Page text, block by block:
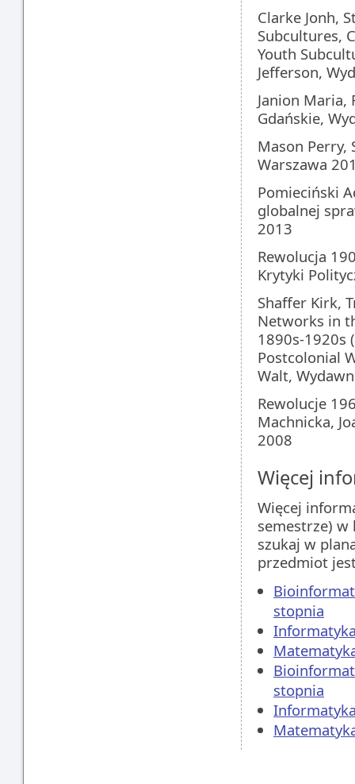
Clarke Jonh,
Subcultures,
Youth
Jefferson,
Janion Maria,
Gdańskie,
Mason Perry,
Warszawa
Pomieciński
globalnej
2013
Rewolucja
Krytyki
Shaffer Kirk,
Networks in
1890s-1920s
Postcolonial
Walt,
Rewolucje
Machnicka,
2008
Więcej
Więcej
semestrze)
szukaj w
przedmiot
stopnia
stopnia